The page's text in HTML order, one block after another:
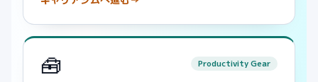
🧰 Productivity Gear